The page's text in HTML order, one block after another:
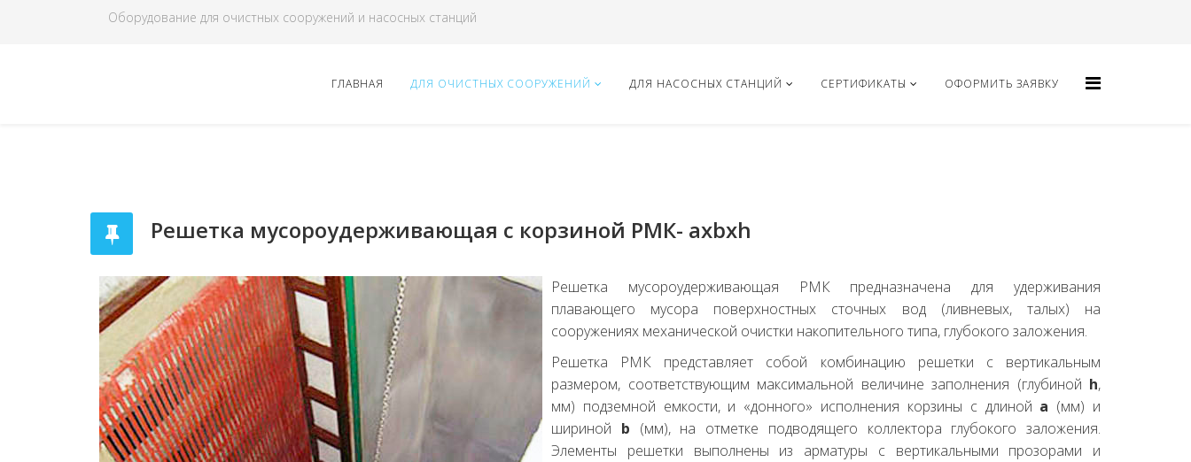
Оборудование для очистных сооружений и насосных станций
ГЛАВНАЯ ДЛЯ ОЧИСТНЫХ СООРУЖЕНИЙ ДЛЯ НАСОСНЫХ СТАНЦИЙ СЕРТИФИКАТЫ ОФОРМИТЬ ЗАЯВКУ
Решетка мусороудерживающая с корзиной РМК- aхbхh
Решетка мусороудерживающая РМК предназначена для удерживания
плавающего мусора поверхностных сточных вод (ливневых, талых) на
сооружениях механической очистки накопительного типа, глубокого заложения.
Решетка РМК представляет собой комбинацию решетки с вертикальным
размером, соответствующим максимальной величине заполнения (глубиной h,
мм) подземной емкости, и «донного» исполнения корзины с длиной a (мм) и
шириной b (мм), на отметке подводящего коллектора глубокого заложения.
Элементы решетки выполнены из арматуры с вертикальными прозорами и